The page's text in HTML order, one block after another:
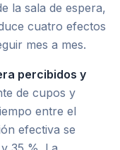
la sala de espera,
cuatro efectos
mes a mes.
percibidos y
de cupos y
entre el
efectiva se